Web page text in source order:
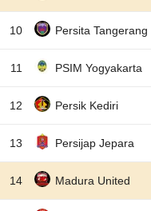
10 Persita Tangerang
11 PSIM Yogyakarta
12 Persik Kediri
13 Persijap Jepara
14 Madura United